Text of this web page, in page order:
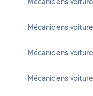
Mécaniciens
Mécaniciens
Mécaniciens